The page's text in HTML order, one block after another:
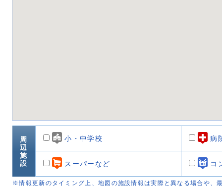
周
辺
施
設
小・中学校 病
スーパーなど コ
※情報更新のタイミング上、地図の施設情報は実際と異なる場合や、